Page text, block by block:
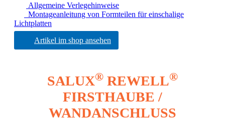
Allgemeine Verlegehinweise
Montageanleitung von Formteilen für einschalige
Lichtplatten
Artikel im shop ansehen
SALUX® REWELL®
FIRSTHAUBE /
WANDANSCHLUSS